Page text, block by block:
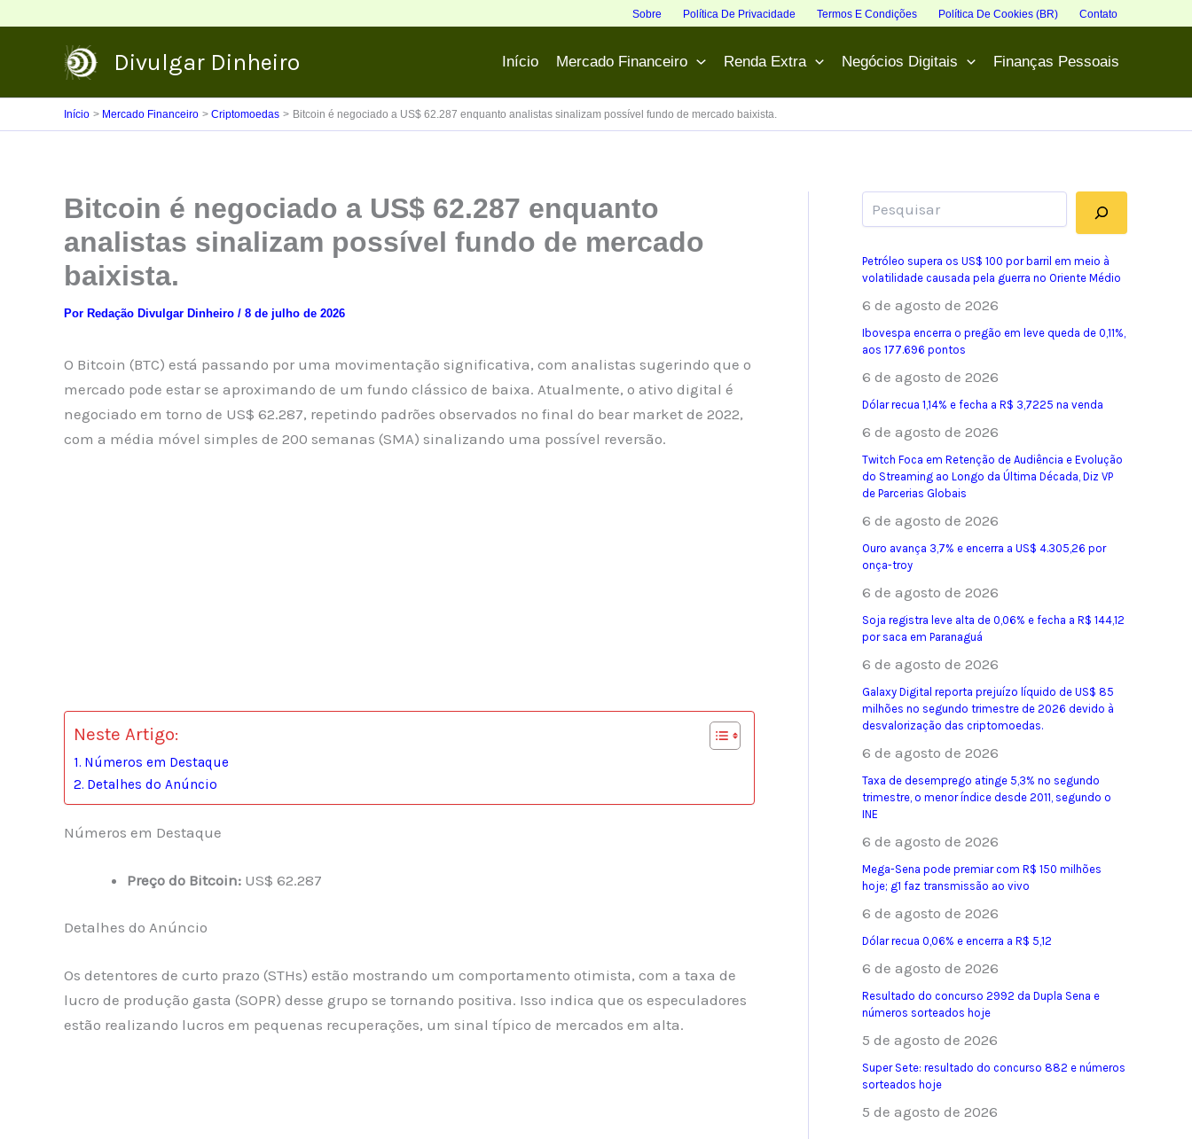
Sobre Política De Privacidade Termos E Condições Política De Cookies (BR) Contato
Divulgar Dinheiro Início Mercado Financeiro Renda Extra Negócios Digitais Finanças Pessoais
Início Mercado Financeiro Criptomoedas Bitcoin é negociado a US$ 62.287 enquanto analistas sinalizam possível fundo de mercado baixista.
Bitcoin é negociado a US$ 62.287 enquanto
analistas sinalizam possível fundo de mercado
baixista.
Por Redação Divulgar Dinheiro / 8 de julho de 2026
O Bitcoin (BTC) está passando por uma movimentação significativa, com analistas sugerindo que o
mercado pode estar se aproximando de um fundo clássico de baixa. Atualmente, o ativo digital é
negociado em torno de US$ 62.287, repetindo padrões observados no final do bear market de 2022,
com a média móvel simples de 200 semanas (SMA) sinalizando uma possível reversão.
Neste Artigo:
Números em Destaque
Detalhes do Anúncio
Números em Destaque
Preço do Bitcoin: US$ 62.287
Detalhes do Anúncio
Os detentores de curto prazo (STHs) estão mostrando um comportamento otimista, com a taxa de
lucro de produção gasta (SOPR) desse grupo se tornando positiva. Isso indica que os especuladores
estão realizando lucros em pequenas recuperações, um sinal típico de mercados em alta.
Petróleo supera os US$ 100 por barril em meio à
volatilidade causada pela guerra no Oriente Médio
6 de agosto de 2026
Ibovespa encerra o pregão em leve queda de 0,11%,
aos 177.696 pontos
6 de agosto de 2026
Dólar recua 1,14% e fecha a R$ 3,7225 na venda
6 de agosto de 2026
Twitch Foca em Retenção de Audiência e Evolução
do Streaming ao Longo da Última Década, Diz VP
de Parcerias Globais
6 de agosto de 2026
Ouro avança 3,7% e encerra a US$ 4.305,26 por
onça-troy
6 de agosto de 2026
Soja registra leve alta de 0,06% e fecha a R$ 144,12
por saca em Paranaguá
6 de agosto de 2026
Galaxy Digital reporta prejuízo líquido de US$ 85
milhões no segundo trimestre de 2026 devido à
desvalorização das criptomoedas.
6 de agosto de 2026
Taxa de desemprego atinge 5,3% no segundo
trimestre, o menor índice desde 2011, segundo o
INE
6 de agosto de 2026
Mega-Sena pode premiar com R$ 150 milhões
hoje; g1 faz transmissão ao vivo
6 de agosto de 2026
Dólar recua 0,06% e encerra a R$ 5,12
6 de agosto de 2026
Resultado do concurso 2992 da Dupla Sena e
números sorteados hoje
5 de agosto de 2026
Super Sete: resultado do concurso 882 e números
sorteados hoje
5 de agosto de 2026